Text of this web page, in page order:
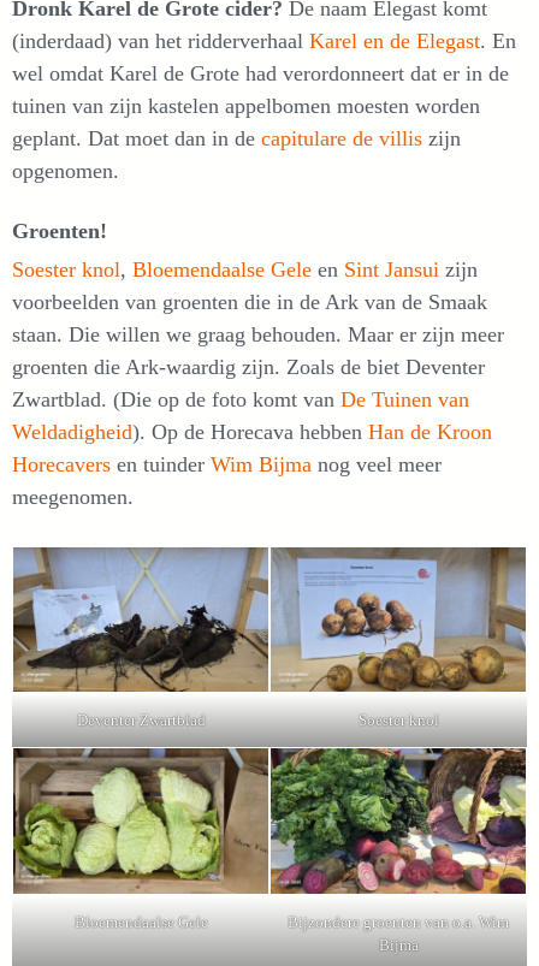
Dronk Karel de Grote cider? De naam Elegast komt
(inderdaad) van het ridderverhaal Karel en de Elegast. En
wel omdat Karel de Grote had verordonneert dat er in de
tuinen van zijn kastelen appelbomen moesten worden
geplant. Dat moet dan in de capitulare de villis zijn
opgenomen.
Groenten!
Soester knol, Bloemendaalse Gele en Sint Jansui zijn
voorbeelden van groenten die in de Ark van de Smaak
staan. Die willen we graag behouden. Maar er zijn meer
groenten die Ark-waardig zijn. Zoals de biet Deventer
Zwartblad. (Die op de foto komt van De Tuinen van
Weldadigheid). Op de Horecava hebben Han de Kroon
Horecavers en tuinder Wim Bijma nog veel meer
meegenomen.
Deventer Zwartblad Soester knol
Bloemendaalse Gele
Bijzondere groenten van o.a. Wim
Bijma